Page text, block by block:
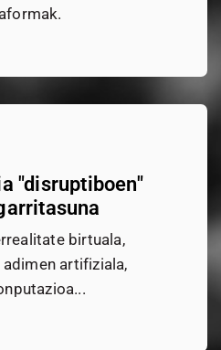
"disruptiboen"
birtuala,
artifiziala,